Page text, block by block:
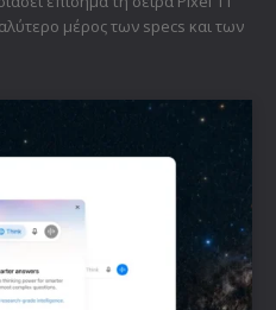
μέρος των specs και των